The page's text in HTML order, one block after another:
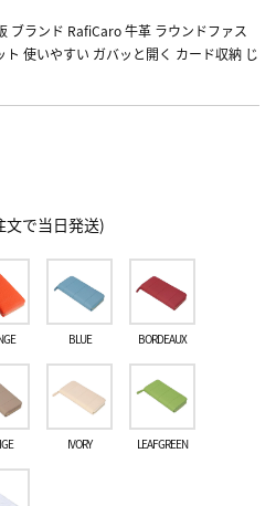
ブランド RafiCaro 牛革 ラウンドファス
使いやすい ガバッと開く カード収納 じ
文で当日発送)
BLUE BORDEAUX
IVORY LEAFGREEN